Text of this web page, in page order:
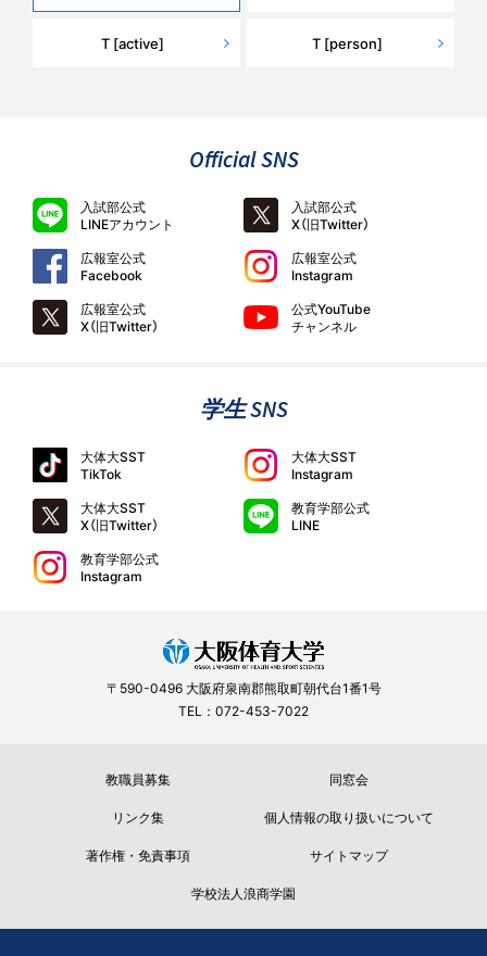
T [active] T [person]
Official SNS
入試部公式
LINEアカウント
入試部公式
X（旧Twitter）
広報室公式
Facebook
広報室公式
Instagram
広報室公式
X（旧Twitter）
公式YouTube
チャンネル
学生 SNS
大体大SST
TikTok
大体大SST
Instagram
大体大SST
X（旧Twitter）
教育学部公式
LINE
教育学部公式
Instagram
〒590-0496 大阪府泉南郡熊取町朝代台1番1号
TEL：072-453-7022
教職員募集
同窓会
リンク集
個人情報の取り扱いについて
著作権・免責事項
サイトマップ
学校法人浪商学園